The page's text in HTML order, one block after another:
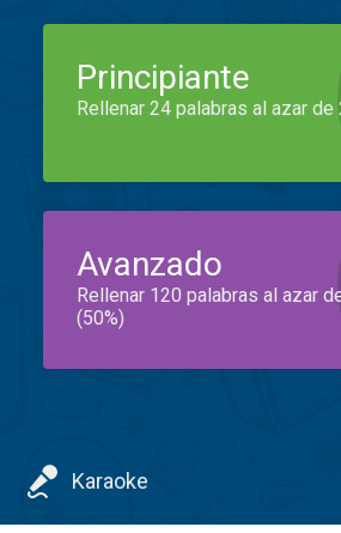
Principiante
Rellenar 24 palabras al azar de
Avanzado
Rellenar 120 palabras al azar
(50%)
Karaoke